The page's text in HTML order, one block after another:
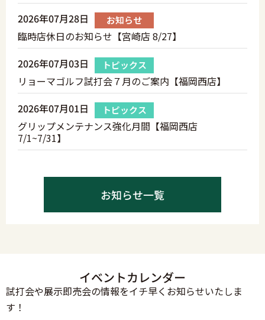
2026年07月28日
お知らせ
臨時店休日のお知らせ【宮崎店 8/27】
2026年07月03日
トピックス
リョーマゴルフ試打会７月のご案内【福岡西店】
2026年07月01日
トピックス
グリップメンテナンス強化月間【福岡西店
7/1~7/31】
お知らせ一覧
イベントカレンダー
試打会や展示即売会の情報をイチ早くお知らせいたしま
す！